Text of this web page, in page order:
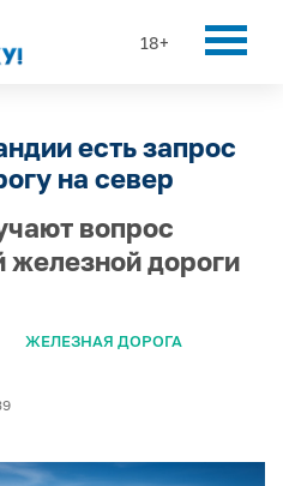
18+
есть запрос
на север
вопрос
железной дороги
ЖЕЛЕЗНАЯ ДОРОГА